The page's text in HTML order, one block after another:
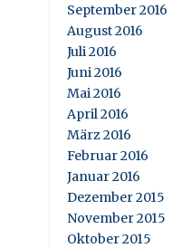
September 2016
August 2016
Juli 2016
Juni 2016
Mai 2016
April 2016
März 2016
Februar 2016
Januar 2016
Dezember 2015
November 2015
Oktober 2015